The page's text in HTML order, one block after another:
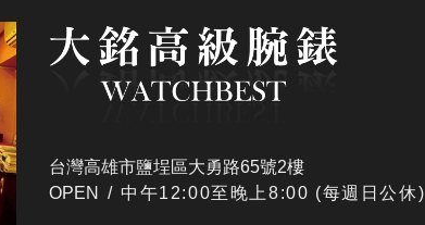
台灣高雄市鹽埕區大勇路65號2樓
OPEN / ​中午12:00至晚上8:00 (每週日公休)